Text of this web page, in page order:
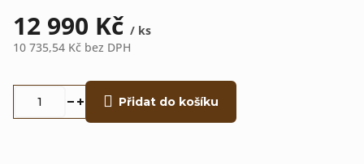
12 990 Kč / ks
10 735,54 Kč bez DPH
Přidat do košíku